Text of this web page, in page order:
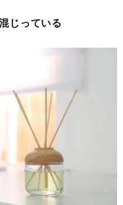
じっている